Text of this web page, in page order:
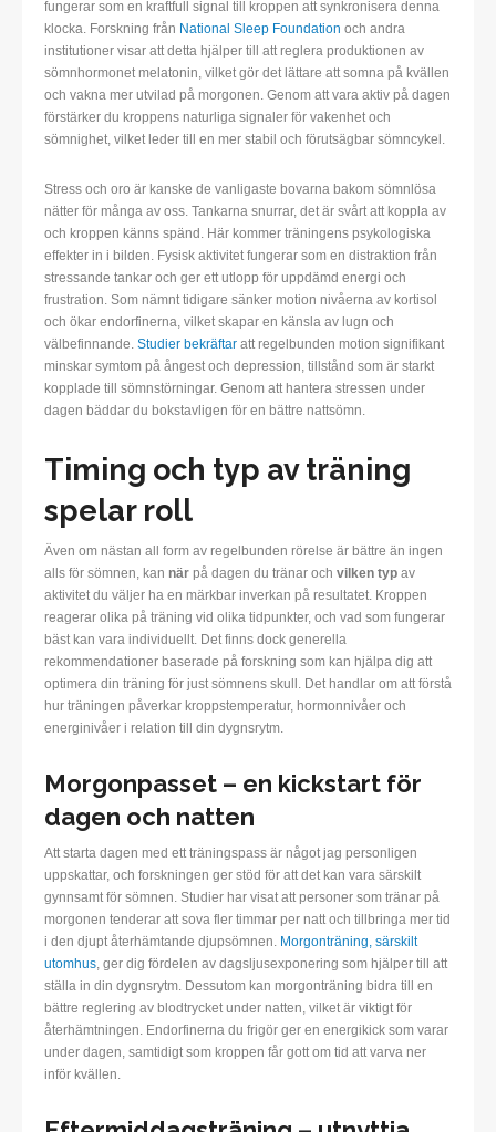
fungerar som en kraftfull signal till kroppen att synkronisera denna
klocka. Forskning från National Sleep Foundation och andra
institutioner visar att detta hjälper till att reglera produktionen av
sömnhormonet melatonin, vilket gör det lättare att somna på kvällen
och vakna mer utvilad på morgonen. Genom att vara aktiv på dagen
förstärker du kroppens naturliga signaler för vakenhet och
sömnighet, vilket leder till en mer stabil och förutsägbar sömncykel.
Stress och oro är kanske de vanligaste bovarna bakom sömnlösa
nätter för många av oss. Tankarna snurrar, det är svårt att koppla av
och kroppen känns spänd. Här kommer träningens psykologiska
effekter in i bilden. Fysisk aktivitet fungerar som en distraktion från
stressande tankar och ger ett utlopp för uppdämd energi och
frustration. Som nämnt tidigare sänker motion nivåerna av kortisol
och ökar endorfinerna, vilket skapar en känsla av lugn och
välbefinnande. Studier bekräftar att regelbunden motion signifikant
minskar symtom på ångest och depression, tillstånd som är starkt
kopplade till sömnstörningar. Genom att hantera stressen under
dagen bäddar du bokstavligen för en bättre nattsömn.
Timing och typ av träning
spelar roll
Även om nästan all form av regelbunden rörelse är bättre än ingen
alls för sömnen, kan när på dagen du tränar och vilken typ av
aktivitet du väljer ha en märkbar inverkan på resultatet. Kroppen
reagerar olika på träning vid olika tidpunkter, och vad som fungerar
bäst kan vara individuellt. Det finns dock generella
rekommendationer baserade på forskning som kan hjälpa dig att
optimera din träning för just sömnens skull. Det handlar om att förstå
hur träningen påverkar kroppstemperatur, hormonnivåer och
energinivåer i relation till din dygnsrytm.
Morgonpasset – en kickstart för
dagen och natten
Att starta dagen med ett träningspass är något jag personligen
uppskattar, och forskningen ger stöd för att det kan vara särskilt
gynnsamt för sömnen. Studier har visat att personer som tränar på
morgonen tenderar att sova fler timmar per natt och tillbringa mer tid
i den djupt återhämtande djupsömnen. Morgonträning, särskilt
utomhus, ger dig fördelen av dagsljusexponering som hjälper till att
ställa in din dygnsrytm. Dessutom kan morgonträning bidra till en
bättre reglering av blodtrycket under natten, vilket är viktigt för
återhämtningen. Endorfinerna du frigör ger en energikick som varar
under dagen, samtidigt som kroppen får gott om tid att varva ner
inför kvällen.